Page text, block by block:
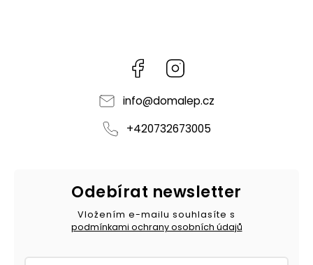
Facebook
info@domalep.cz
+420732673005
Odebírat newsletter
Vložením e-mailu souhlasíte s
podmínkami ochrany osobních údajů